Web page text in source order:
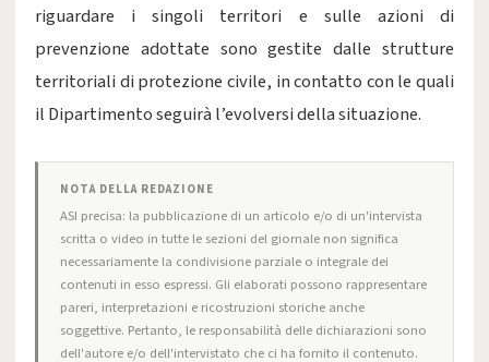
riguardare i singoli territori e sulle azioni di
prevenzione adottate sono gestite dalle strutture
territoriali di protezione civile, in contatto con le quali
il Dipartimento seguirà l’evolversi della situazione.
NOTA DELLA REDAZIONE
ASI precisa: la pubblicazione di un articolo e/o di un'intervista
scritta o video in tutte le sezioni del giornale non significa
necessariamente la condivisione parziale o integrale dei
contenuti in esso espressi. Gli elaborati possono rappresentare
pareri, interpretazioni e ricostruzioni storiche anche
soggettive. Pertanto, le responsabilità delle dichiarazioni sono
dell'autore e/o dell'intervistato che ci ha fornito il contenuto.